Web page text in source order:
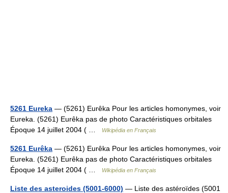
5261 Eureka — (5261) Eurêka Pour les articles homonymes, voir
Eureka. (5261) Eurêka pas de photo Caractéristiques orbitales
Époque 14 juillet 2004 ( …
Wikipédia en Français
5261 Eurêka — (5261) Eurêka Pour les articles homonymes, voir
Eureka. (5261) Eurêka pas de photo Caractéristiques orbitales
Époque 14 juillet 2004 ( …
Wikipédia en Français
Liste des asteroides (5001-6000) — Liste des astéroïdes (5001